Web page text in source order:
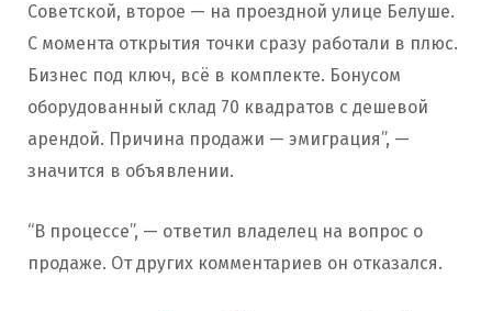
Советской, второе — на проездной улице Белуше.
С момента открытия точки сразу работали в плюс.
Бизнес под ключ, всё в комплекте. Бонусом
оборудованный склад 70 квадратов с дешевой
арендой. Причина продажи — эмиграция”, —
значится в объявлении.
“В процессе”, — ответил владелец на вопрос о
продаже. От других комментариев он отказался.